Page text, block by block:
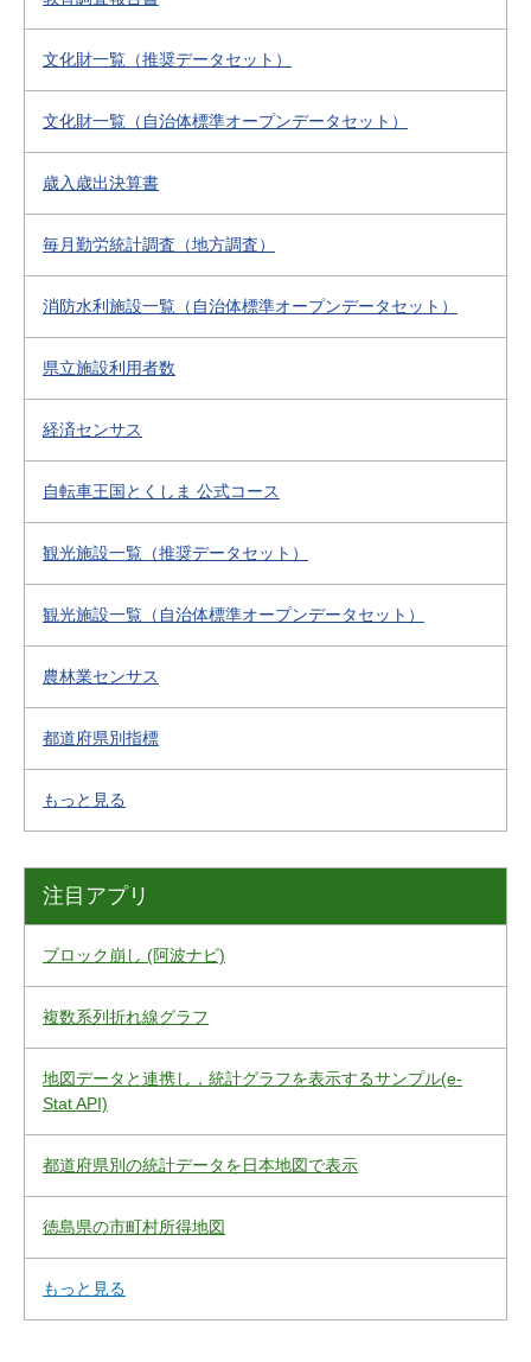
文化財一覧（推奨データセット）
文化財一覧（自治体標準オープンデータセット）
歳入歳出決算書
毎月勤労統計調査（地方調査）
消防水利施設一覧（自治体標準オープンデータセット）
県立施設利用者数
経済センサス
自転車王国とくしま 公式コース
観光施設一覧（推奨データセット）
観光施設一覧（自治体標準オープンデータセット）
農林業センサス
都道府県別指標
もっと見る
注目アプリ
ブロック崩し (阿波ナビ)
複数系列折れ線グラフ
地図データと連携し，統計グラフを表示するサンプル(e-
Stat API)
都道府県別の統計データを日本地図で表示
徳島県の市町村所得地図
もっと見る